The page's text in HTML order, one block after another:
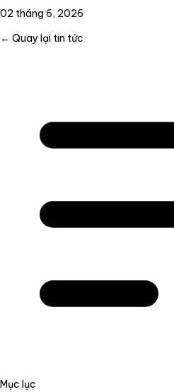
02 tháng 6, 2026
← Quay lại tin tức
Mục lục